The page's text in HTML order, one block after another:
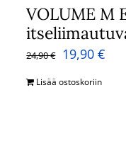
VOLUME M
24,90€
hinta
19,90€
Lisää ostoskoriin